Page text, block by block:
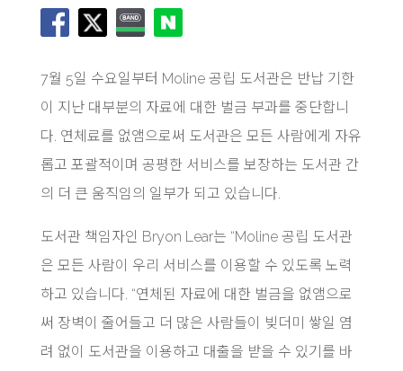
7월 5일 수요일부터 Moline 공립 도서관은 반납 기한
이 지난 대부분의 자료에 대한 벌금 부과를 중단합니
다. 연체료를 없앰으로써 도서관은 모든 사람에게 자유
롭고 포괄적이며 공평한 서비스를 보장하는 도서관 간
의 더 큰 움직임의 일부가 되고 있습니다.
도서관 책임자인 Bryon Lear는 “Moline 공립 도서관
은 모든 사람이 우리 서비스를 이용할 수 있도록 노력
하고 있습니다. “연체된 자료에 대한 벌금을 없앰으로
써 장벽이 줄어들고 더 많은 사람들이 빚더미 쌓일 염
려 없이 도서관을 이용하고 대출을 받을 수 있기를 바